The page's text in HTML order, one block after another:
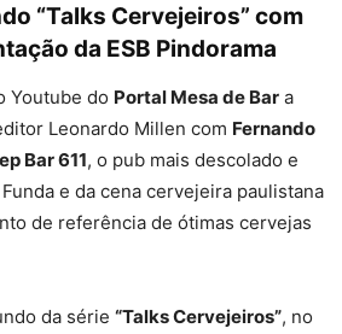
“Talks Cervejeiros” com
da ESB Pindorama
Youtube do Portal Mesa de Bar a
Leonardo Millen com Fernando
Bar 611, o pub mais descolado e
e da cena cervejeira paulistana
de referência de ótimas cervejas
da série “Talks Cervejeiros”, no